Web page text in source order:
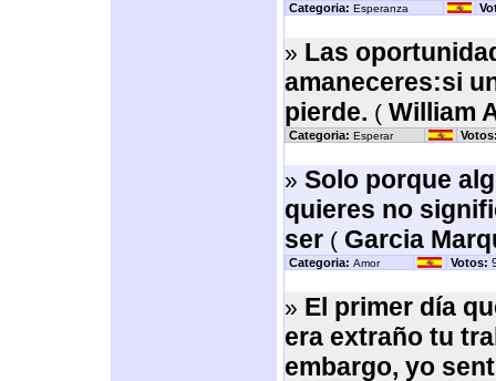
Categoria: Esperanza
» Las
amaneceres:si
pierde. ( William
Categoria: Esperar
» Solo porque
quieres no
ser( Garcia
Categoria: Amor Votos:
» El primer día
era extraño tu
embargo, yo